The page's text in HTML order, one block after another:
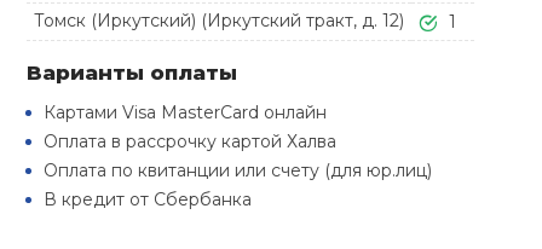
рамы
Барбекю
спорт
игры
комплексы и
стенки
Томск (Иркутский) (Иркутский тракт, д. 12)
1
Варианты оплаты
Картами Visa MasterCard онлайн
Оплата в рассрочку картой Халва
Оплата по квитанции или счету (для юр.лиц)
В кредит от Сбербанка